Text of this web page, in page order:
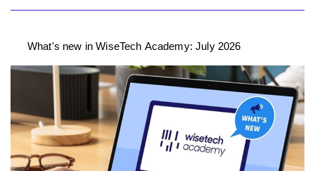
What's new in WiseTech Academy: July 2026